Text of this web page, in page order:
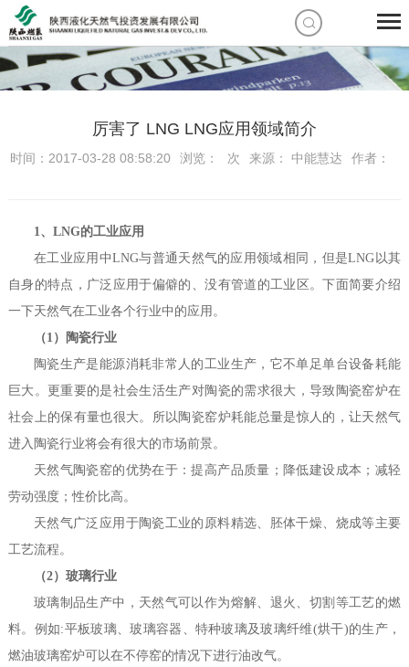
厉害了 LNG LNG应用领域简介
时间：2017-03-28 08:58:20 浏览： 次 来源： 中能慧达 作者：
1、LNG的工业应用
在工业应用中LNG与普通天然气的应用领域相同，但是LNG以其
自身的特点，广泛应用于偏僻的、没有管道的工业区。下面简要介绍
一下天然气在工业各个行业中的应用。
（1）陶瓷行业
陶瓷生产是能源消耗非常人的工业生产，它不单足单台设备耗能
巨大。更重要的是社会生活生产对陶瓷的需求很大，导致陶瓷窑炉在
社会上的保有量也很大。所以陶瓷窑炉耗能总量是惊人的，让天然气
进入陶瓷行业将会有很大的市场前景。
天然气陶瓷窑的优势在于：提高产品质量；降低建设成本；减轻
劳动强度；性价比高。
天然气广泛应用于陶瓷工业的原料精选、胚体干燥、烧成等主要
工艺流程。
（2）玻璃行业
玻璃制品生产中，天然气可以作为熔解、退火、切割等工艺的燃
料。例如:平板玻璃、玻璃容器、特种玻璃及玻璃纤维(烘干)的生产，
燃油玻璃窑炉可以在不停窑的情况下进行油改气。